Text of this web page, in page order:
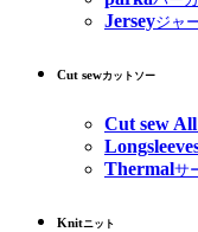
Jerseyジャ
Cut sewカットソー
Cut sew All
Thermalサ
Knitニット